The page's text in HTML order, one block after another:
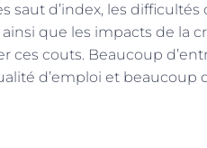
saut d’index, les
que les impacts de la
ces couts. Beaucoup
d’emploi et beaucoup